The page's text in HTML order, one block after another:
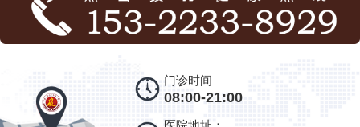
门诊时间
08:00-21:00